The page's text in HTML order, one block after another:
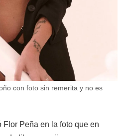
con foto sin remerita y no es
Flor Peña en la foto que en